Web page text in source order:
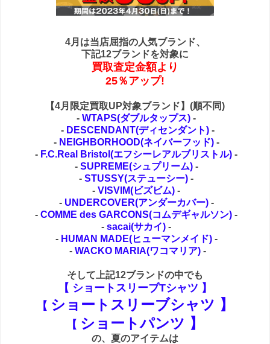
4月は当店屈指の人気ブランド、
下記12ブランドを対象に
買取査定金額より
25％アップ!
【4月限定買取UP対象ブランド】(順不同)
- WTAPS(ダブルタップス) -
- DESCENDANT(ディセンダント)-
- NEIGHBORHOOD(ネイバーフッド)-
- F.C.Real Bristol(エフシーレアルブリストル) -
- SUPREME(シュプリーム)-
- STUSSY(ステューシー) -
- VISVIM(ビズビム) -
- UNDERCOVER(アンダーカバー)-
- COMME des GARCONS(コムデギャルソン) -
- sacai(サカイ) -
- HUMAN MADE(ヒューマンメイド)-
- WACKO MARIA(ワコマリア)-
そして上記12ブランドの中でも
【 ショートスリーブTシャツ 】
【 ショートスリーブシャツ 】
【 ショートパンツ 】
の、夏のアイテムは